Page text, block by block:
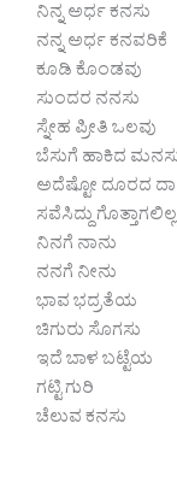
ನಿನ್ನ ಅರ್ಧ ಕನಸು
ನನ್ನ ಅರ್ಧ ಕನವರಿಕೆ
ಕೂಡಿ ಕೊಂಡವು
ಸುಂದರ ನನಸು
ಸ್ನೇಹ ಪ್ರೀತಿ ಒಲವು
ಬೆಸುಗೆ ಹಾಕಿದ
ಅದೆಷ್ಟೋ ದೂರದ
ಸವೆಸಿದ್ದು ಗೊತ್ತಾಗಲಿಲ್ಲ
ನಿನಗೆ ನಾನು
ನನಗೆ ನೀನು
ಭಾವ ಭದ್ರತೆಯ
ಚಿಗುರು ಸೊಗಸು
ಇದೆ ಬಾಳ ಬಟ್ಟೆಯ
ಗಟ್ಟಿ ಗುರಿ
ಚೆಲುವ ಕನಸು